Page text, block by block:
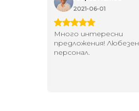
2021-06-01
Много интересни
предложения! Любезен
персонал.